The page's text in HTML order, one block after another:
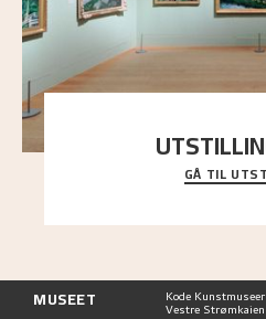
En komplett oversikt
utstillinger, fra debuten i
GÅ TIL
MUSEET Kode
Vestre Strømkaien